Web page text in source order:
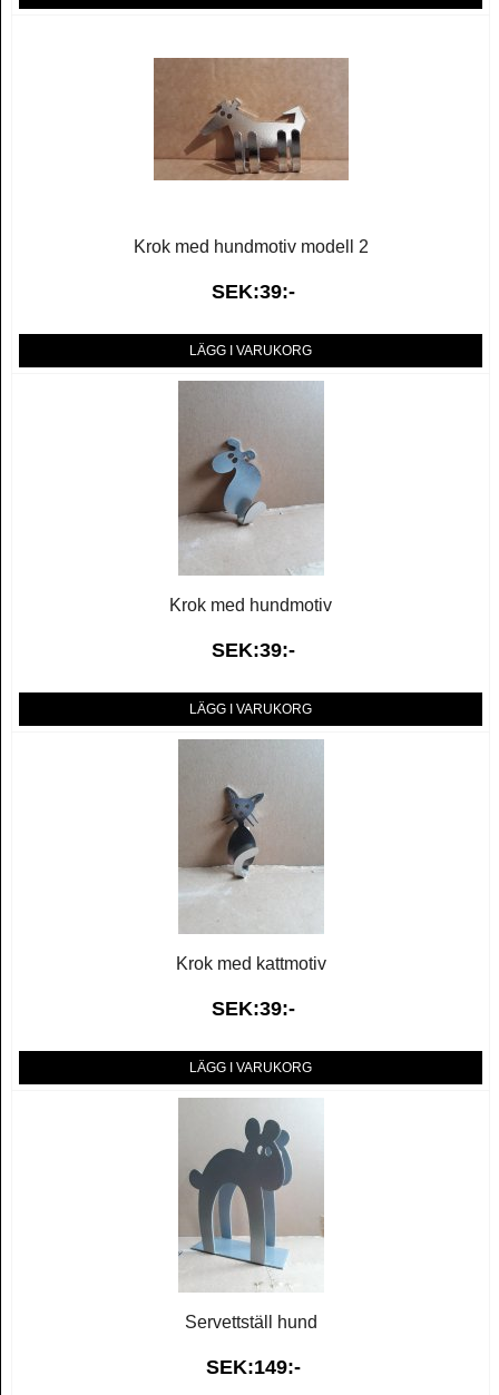
Krok med hundmotiv modell 2
SEK:39:-
LÄGG I VARUKORG
Krok med hundmotiv
SEK:39:-
LÄGG I VARUKORG
Krok med kattmotiv
SEK:39:-
LÄGG I VARUKORG
Servettställ hund
SEK:149:-